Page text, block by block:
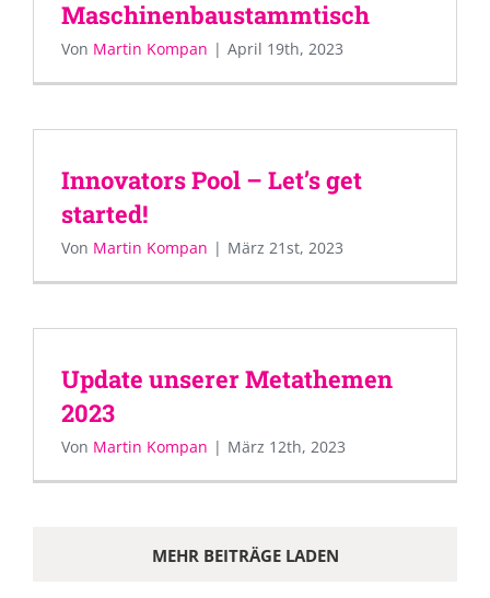
Maschinenbaustammtisch
Von Martin Kompan | April 19th, 2023
Innovators Pool – Let’s get
started!
Von Martin Kompan | März 21st, 2023
Update unserer Metathemen
2023
Von Martin Kompan | März 12th, 2023
MEHR BEITRÄGE LADEN